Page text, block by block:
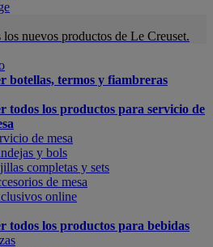
los nuevos productos de Le Creuset.
botellas, termos y fiambreras
todos los productos para servicio de
de mesa
y bols
completas y sets
de mesa
online
todos los productos para bebidas